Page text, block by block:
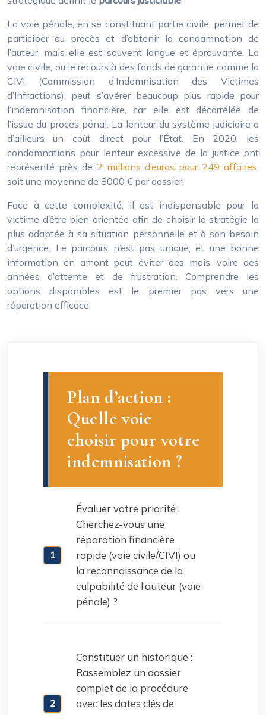
La voie pénale, en se constituant partie civile, permet de
participer au procès et d’obtenir la condamnation de
l’auteur, mais elle est souvent longue et éprouvante. La
voie civile, ou le recours à des fonds de garantie comme la
CIVI (Commission d’Indemnisation des Victimes
d’Infractions), peut s’avérer beaucoup plus rapide pour
l’indemnisation financière, car elle est décorrélée de
l’issue du procès pénal. La lenteur du système judiciaire a
d’ailleurs un coût direct pour l’État. En 2020, les
condamnations pour lenteur excessive de la justice ont
représenté près de 2 millions d’euros pour 249 affaires
soit une moyenne de 8000 € par dossier.
Face à cette complexité, il est indispensable pour la
victime d’être bien orientée afin de choisir la stratégie la
plus adaptée à sa situation personnelle et à son besoin
d’urgence. Le parcours n’est pas unique, et une bonne
information en amont peut éviter des mois, voire des
années d’attente et de frustration. Comprendre les
options disponibles est le premier pas vers une
réparation efficace.
Plan d’action :
Quelle voie
choisir pour votre
indemnisation ?
Évaluer votre priorité :
Cherchez-vous une
réparation financière
rapide (voie civile/CIVI) ou
la reconnaissance de la
culpabilité de l’auteur (voie
pénale) ?
Constituer un historique :
Rassemblez un dossier
complet de la procédure
avec les dates clés de